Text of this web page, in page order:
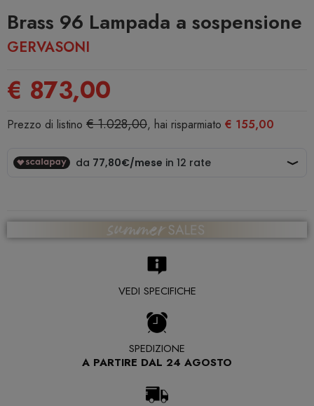
Brass 96 Lampada a sospensione
GERVASONI
€ 873,00
Prezzo di listino € 1.028,00, hai risparmiato € 155,00
VEDI SPECIFICHE
SPEDIZIONE
A PARTIRE DAL 24 AGOSTO